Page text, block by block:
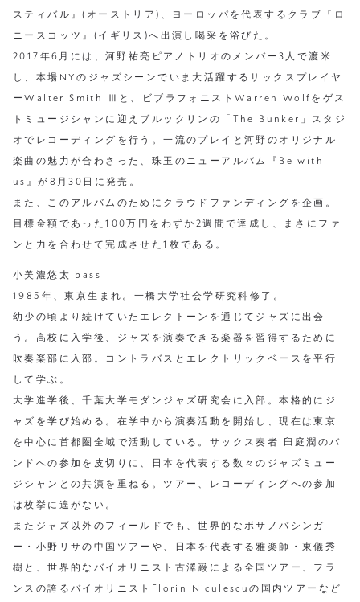
スティバル』(オーストリア)、ヨーロッパを代表するクラブ『ロ
ニースコッツ』(イギリス)へ出演し喝采を浴びた。
2017年6月には、河野祐亮ピアノトリオのメンバー3人で渡米
し、本場NYのジャズシーンでいま大活躍するサックスプレイヤ
ーWalter Smith Ⅲと、ビブラフォニストWarren Wolfをゲス
トミュージシャンに迎えブルックリンの「The Bunker」スタジ
オでレコーディングを行う。一流のプレイと河野のオリジナル
楽曲の魅力が合わさった、珠玉のニューアルバム『Be with
us』が8月30日に発売。
また、このアルバムのためにクラウドファンディングを企画。
目標金額であった100万円をわずか2週間で達成し、まさにファ
ンと力を合わせて完成させた1枚である。
小美濃悠太 bass
1985年、東京生まれ。一橋大学社会学研究科修了。
幼少の頃より続けていたエレクトーンを通じてジャズに出会
う。高校に入学後、ジャズを演奏できる楽器を習得するために
吹奏楽部に入部。コントラバスとエレクトリックベースを平行
して学ぶ。
大学進学後、千葉大学モダンジャズ研究会に入部。本格的にジ
ャズを学び始める。在学中から演奏活動を開始し、現在は東京
を中心に首都圏全域で活動している。サックス奏者 臼庭潤のバ
ンドへの参加を皮切りに、日本を代表する数々のジャズミュー
ジシャンとの共演を重ねる。ツアー、レコーディングへの参加
は枚挙に遑がない。
またジャズ以外のフィールドでも、世界的なボサノバシンガ
ー・小野リサの中国ツアーや、日本を代表する雅楽師・東儀秀
樹と、世界的なバイオリニスト古澤巌による全国ツアー、フラ
ンスの誇るバイオリニストFlorin Niculescuの国内ツアーなど